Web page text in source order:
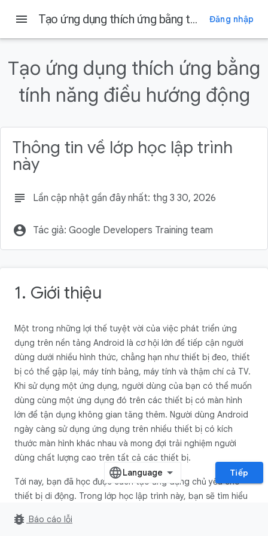
1. Giới thiệu
Điều kiện tiên quyết
Kiến thức bạn sẽ học được
Sản phẩm bạn sẽ tạo ra
menu Tạo ứng dụng thích ứng bằng tính năng điều hướng động Đăng nhập
Tạo ứng dụng thích ứng bằng
tính năng điều hướng động
Thông tin về lớp học lập trình
này
subject Lần cập nhật gần đây nhất: thg 3 30, 2026
account_circle Tác giả: Google Developers Training team
1. Giới thiệu
Một trong những lợi thế tuyệt vời của việc phát triển ứng
dụng trên nền tảng Android là cơ hội lớn để tiếp cận người
dùng dưới nhiều hình thức, chẳng hạn như thiết bị đeo, thiết
bị có thể gập lại, máy tính bảng, máy tính và thậm chí cả TV.
Khi sử dụng một ứng dụng, người dùng của bạn có thể muốn
dùng cùng một ứng dụng đó trên các thiết bị có màn hình
lớn để tận dụng không gian tăng thêm. Người dùng Android
ngày càng sử dụng ứng dụng trên nhiều thiết bị có kích
thước màn hình khác nhau và mong đợi trải nghiệm người
dùng chất lượng cao trên tất cả các thiết bị.
Tới nay, bạn đã học được cách tạo ứng dụng chủ yếu cho
thiết bị di động. Trong lớp học lập trình này, bạn sẽ tìm hiểu
màn hình khác. Bạn sẽ sử dụng các mẫu bố cục điều hướng
Tiếp
bug_report Báo cáo lỗi